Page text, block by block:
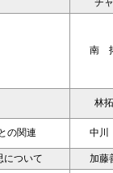
チ
南
林
の関連 中
について
加藤